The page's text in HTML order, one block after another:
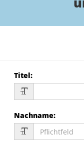
Titel:
Nachname: